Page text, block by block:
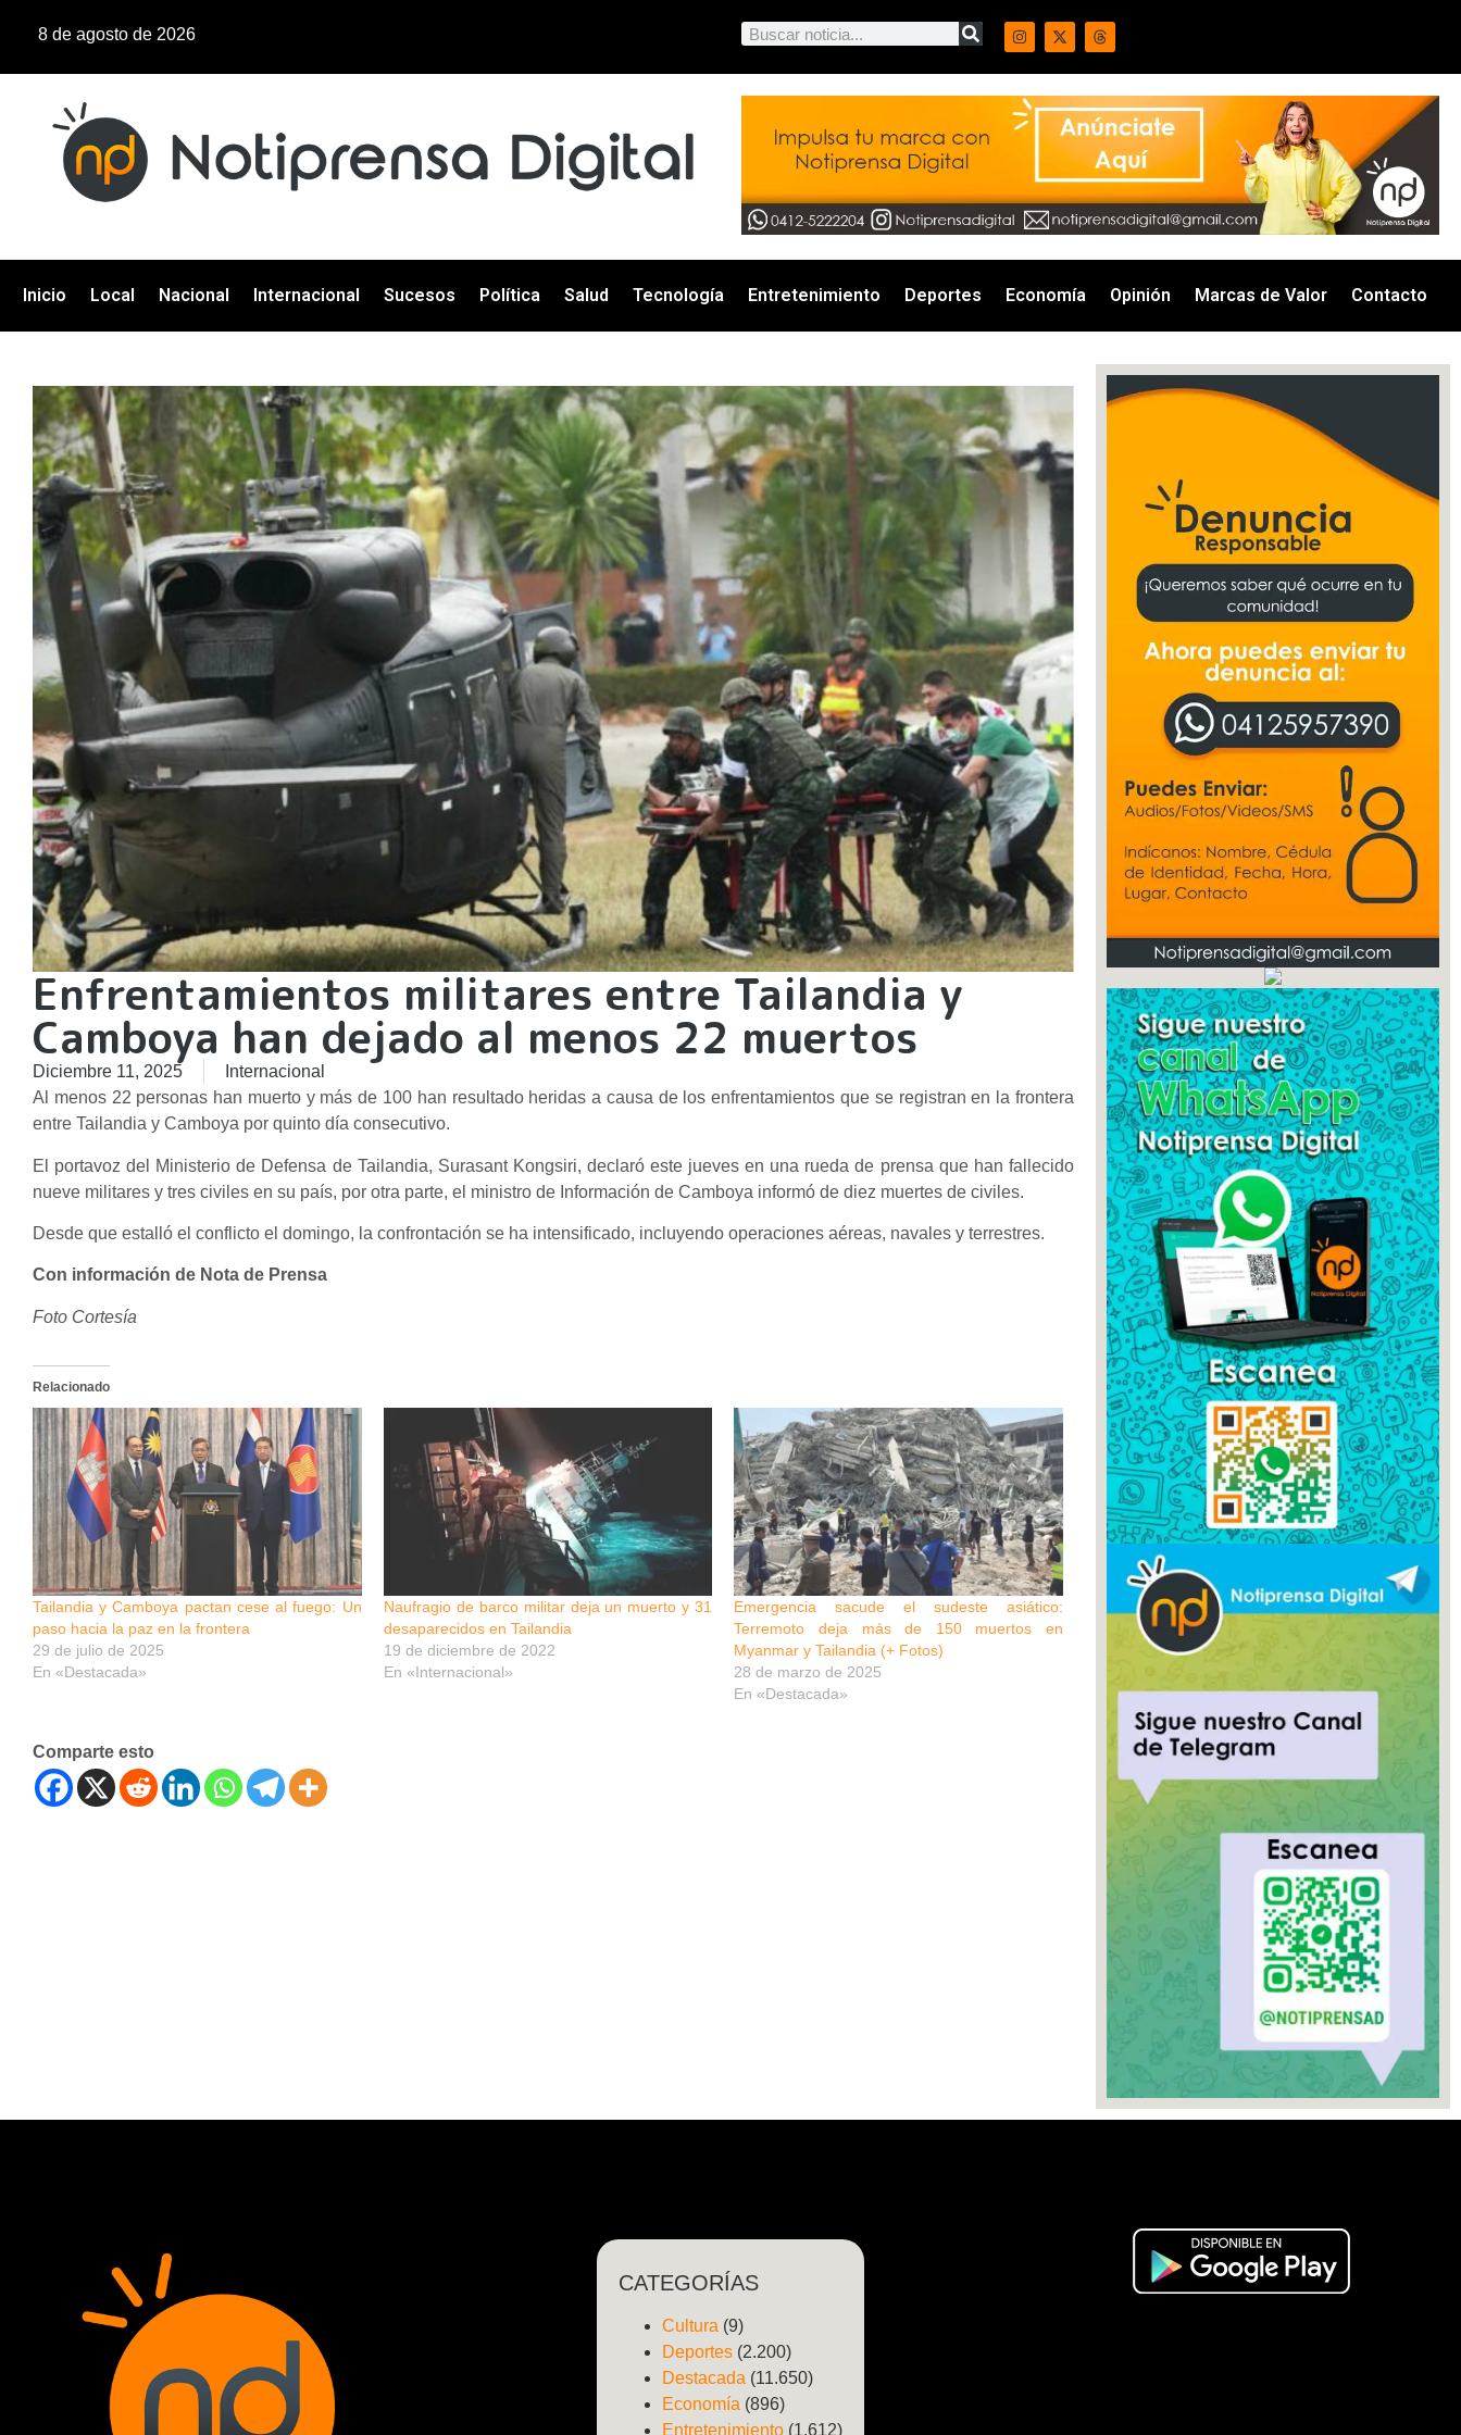
8 de agosto de 2026
Inicio Local Nacional Internacional Sucesos Política Salud Tecnología Entretenimiento Deportes Economía Opinión Marcas de Valor Contacto
Enfrentamientos militares entre Tailandia y
Camboya han dejado al menos 22 muertos
Diciembre 11, 2025
Internacional
Al menos 22 personas han muerto y más de 100 han resultado heridas a causa de los enfrentamientos que se registran en la frontera
entre Tailandia y Camboya por quinto día consecutivo.
El portavoz del Ministerio de Defensa de Tailandia, Surasant Kongsiri, declaró este jueves en una rueda de prensa que han fallecido
nueve militares y tres civiles en su país, por otra parte, el ministro de Información de Camboya informó de diez muertes de civiles.
Desde que estalló el conflicto el domingo, la confrontación se ha intensificado, incluyendo operaciones aéreas, navales y terrestres.
Con información de Nota de Prensa
Foto Cortesía
Relacionado
Tailandia y Camboya pactan cese al fuego: Un
paso hacia la paz en la frontera
29 de julio de 2025
En «Destacada»
Naufragio de barco militar deja un muerto y 31
desaparecidos en Tailandia
19 de diciembre de 2022
En «Internacional»
Emergencia sacude el sudeste asiático:
Terremoto deja más de 150 muertos en
Myanmar y Tailandia (+ Fotos)
28 de marzo de 2025
En «Destacada»
Comparte esto
CATEGORÍAS
Cultura(9)
Deportes(2.200)
Destacada(11.650)
Economía(896)
Entretenimiento(1.612)